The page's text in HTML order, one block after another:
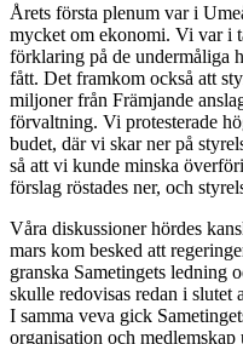
Årets första plenum var i
mycket om ekonomi. Vi var i
förklaring på de undermåliga
fått. Det framkom också att
miljoner från Främjande
förvaltning. Vi protesterade
budet, där vi skar ner på
så att vi kunde minska
förslag röstades ner, och
Våra diskussioner hördes
mars kom besked att
granska Sametingets ledning
skulle redovisas redan i slutet
I samma veva gick
organisation och